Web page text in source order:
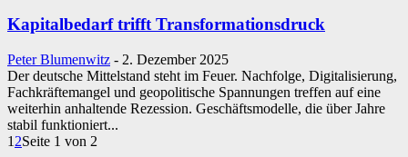
Kapitalbedarf trifft Transformationsdruck
Peter Blumenwitz - 2. Dezember 2025
Der deutsche Mittelstand steht im Feuer. Nachfolge, Digitalisierung,
Fachkräftemangel und geopolitische Spannungen treffen auf eine
weiterhin anhaltende Rezession. Geschäftsmodelle, die über Jahre
stabil funktioniert...
1 2Seite 1 von 2